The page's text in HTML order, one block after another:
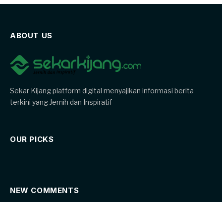
ABOUT US
Sekar Kijang platform digital menyajikan informasi berita
terkini yang Jernih dan Inspiratif
OUR PICKS
NEW COMMENTS